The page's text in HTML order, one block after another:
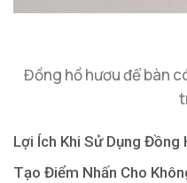
Đồng hồ hươu để bàn
Lợi Ích Khi Sử Dụng Đồng
Tạo Điểm Nhấn Cho